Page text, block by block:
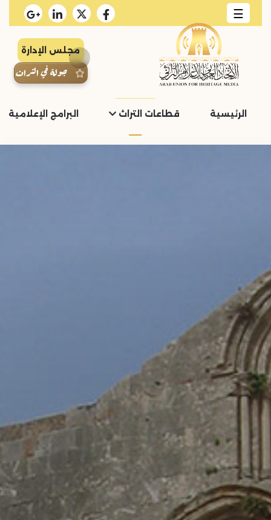
☰
مجلس الإدارة
جولة في التراث
الرئيسية قطاعات التراث البرامج الإعلامية